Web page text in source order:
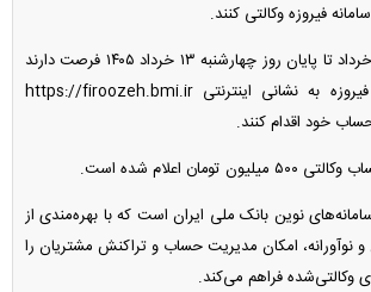
فیروزه وکالتی کنند.
مشتریان از دوشنبه ۱۱ خرداد تا پایان روز چهارشنبه ۱۳ خرداد ۱۴۰۵ فرصت دارند
با مراجعه به سامانه فیروزه به نشانی اینترنتی https://firoozeh.bmi.ir
خود اقدام کنند.
اعلام شده است.
نوین بانک ملی ایران است که با بهره‌مندی از
و نوآورانه، امکان مدیریت حساب و تراکنش مشتریان را
وکالتی‌شده فراهم می‌کند.